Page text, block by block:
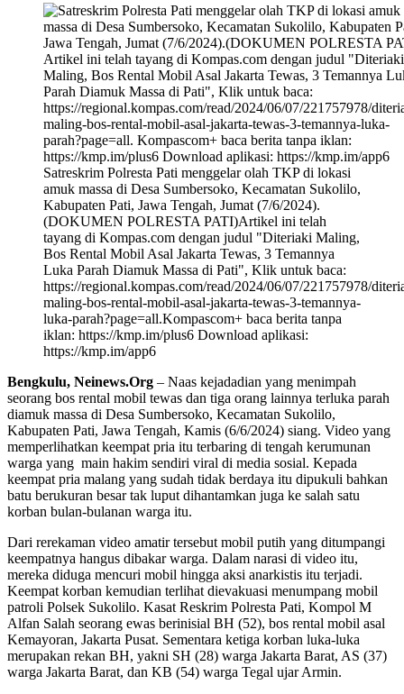
Satreskrim Polresta Pati menggelar olah TKP di lokasi
amuk massa di Desa Sumbersoko, Kecamatan Sukolilo,
Kabupaten Pati, Jawa Tengah, Jumat (7/6/2024).
(DOKUMEN POLRESTA PATI)Artikel ini telah
tayang di Kompas.com dengan judul "Diteriaki Maling,
Bos Rental Mobil Asal Jakarta Tewas, 3 Temannya
Luka Parah Diamuk Massa di Pati", Klik untuk baca:
https://regional.kompas.com/read/2024/06/07/221757978/
maling-bos-rental-mobil-asal-jakarta-tewas-3-temannya-
luka-parah?page=all.Kompascom+ baca berita tanpa
iklan: https://kmp.im/plus6 Download aplikasi:
https://kmp.im/app6
Bengkulu, Neinews.Org – Naas kejadadian yang menimpah
seorang bos rental mobil tewas dan tiga orang lainnya terluka parah
diamuk massa di Desa Sumbersoko, Kecamatan Sukolilo,
Kabupaten Pati, Jawa Tengah, Kamis (6/6/2024) siang. Video yang
memperlihatkan keempat pria itu terbaring di tengah kerumunan
warga yang main hakim sendiri viral di media sosial. Kepada
keempat pria malang yang sudah tidak berdaya itu dipukuli bahkan
batu berukuran besar tak luput dihantamkan juga ke salah satu
korban bulan-bulanan warga itu.
Dari rerekaman video amatir tersebut mobil putih yang ditumpangi
keempatnya hangus dibakar warga. Dalam narasi di video itu,
mereka diduga mencuri mobil hingga aksi anarkistis itu terjadi.
Keempat korban kemudian terlihat dievakuasi menumpang mobil
patroli Polsek Sukolilo. Kasat Reskrim Polresta Pati, Kompol M
Alfan Salah seorang ewas berinisial BH (52), bos rental mobil asal
Kemayoran, Jakarta Pusat. Sementara ketiga korban luka-luka
merupakan rekan BH, yakni SH (28) warga Jakarta Barat, AS (37)
warga Jakarta Barat, dan KB (54) warga Tegal ujar Armin.